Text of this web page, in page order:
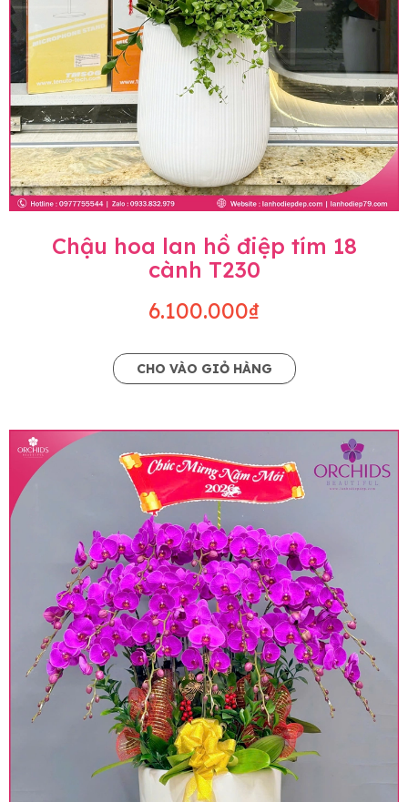
Chậu hoa lan hồ điệp tím 18
cành T230
6.100.000₫
CHO VÀO GIỎ HÀNG